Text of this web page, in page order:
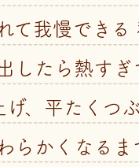
て我慢できる
したら熱すぎ
、平たくつ
らかくなるま